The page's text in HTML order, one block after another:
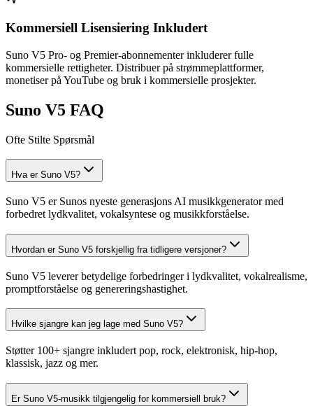
Kommersiell Lisensiering Inkludert
Suno V5 Pro- og Premier-abonnementer inkluderer fulle
kommersielle rettigheter. Distribuer på strømmeplattformer,
monetiser på YouTube og bruk i kommersielle prosjekter.
Suno V5 FAQ
Ofte Stilte Spørsmål
Hva er Suno V5?
Suno V5 er Sunos nyeste generasjons AI musikkgenerator med
forbedret lydkvalitet, vokalsyntese og musikkforståelse.
Hvordan er Suno V5 forskjellig fra tidligere versjoner?
Suno V5 leverer betydelige forbedringer i lydkvalitet, vokalrealisme,
promptforståelse og genereringshastighet.
Hvilke sjangre kan jeg lage med Suno V5?
Støtter 100+ sjangre inkludert pop, rock, elektronisk, hip-hop,
klassisk, jazz og mer.
Er Suno V5-musikk tilgjengelig for kommersiell bruk?